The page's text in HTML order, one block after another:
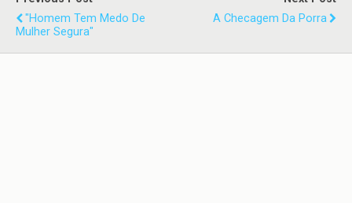
"Homem Tem Medo De
Mulher Segura"
A Checagem Da Porra